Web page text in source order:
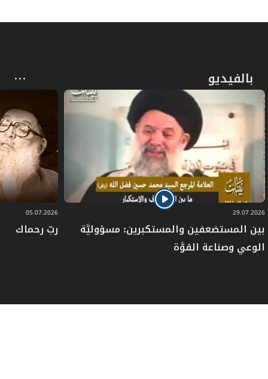
بالفيديو
29.07.2026
بين المستضعفين والمستكبرين: مسؤوليَّة
الوعي وصناعة القوَّة
05.07.2026
ربّ رحماك